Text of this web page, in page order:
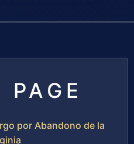
por Abandono de la